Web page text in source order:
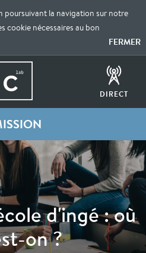
poursuivant la navigation sur notre
cookie nécessaires au bon
FERMER
DIRECT
d'ingé : où
on ?